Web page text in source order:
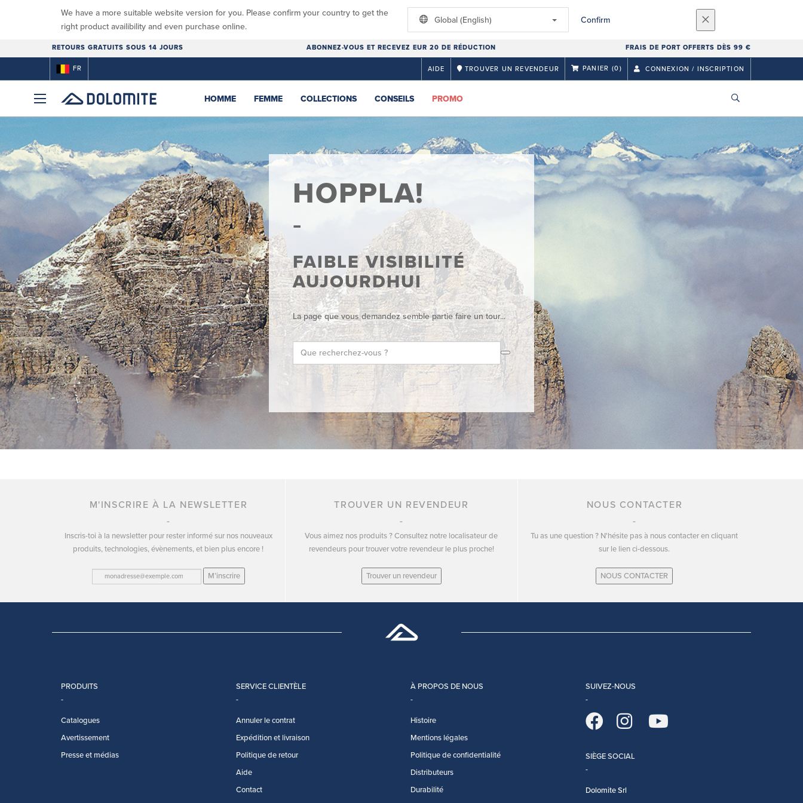
We have a more suitable website version for you. Please confirm your country to get the
right product availibility and even purchase online.
Global (English) Confirm
RETOURS GRATUITS SOUS 14 JOURS ABONNEZ-VOUS ET RECEVEZ EUR 20 DE RÉDUCTION FRAIS DE PORT OFFERTS DÈS 99 €
FR AIDE TROUVER UN REVENDEUR PANIER (0) CONNEXION / INSCRIPTION
HOMME FEMME COLLECTIONS CONSEILS PROMO
HOPPLA!
FAIBLE VISIBILITÉ
AUJOURDHUI
La page que vous demandez semble partie faire un tour...
M'INSCRIRE À LA NEWSLETTER
Inscris-toi à la newsletter pour rester informé sur nos nouveaux
produits, technologies, évènements, et bien plus encore !
M’inscrire
TROUVER UN REVENDEUR
Vous aimez nos produits ? Consultez notre localisateur de
revendeurs pour trouver votre revendeur le plus proche!
Trouver un revendeur
NOUS CONTACTER
Tu as une question ? N'hésite pas à nous contacter en cliquant
sur le lien ci-dessous.
NOUS CONTACTER
PRODUITS
Catalogues
Avertissement
Presse et médias
SERVICE CLIENTÈLE
Annuler le contrat
Expédition et livraison
Politique de retour
Aide
Contact
À PROPOS DE NOUS
Histoire
Mentions légales
Politique de confidentialité
Distributeurs
Durabilité
SUIVEZ-NOUS
SIÈGE SOCIAL
Dolomite Srl